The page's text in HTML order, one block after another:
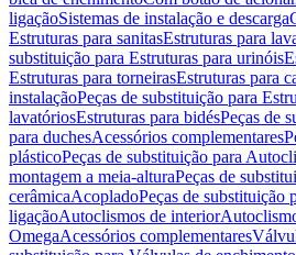
ligaçãoSistemas de instalação e descarga
Estruturas para sanitasEstruturas para
substituição para Estruturas para urinóis
Estruturas para torneirasEstruturas para
instalaçãoPeças de substituição para
lavatóriosEstruturas para bidésPeças de
para duchesAcessórios complementares
plásticoPeças de substituição para
montagem a meia-alturaPeças de
cerâmicaAcopladoPeças de substituição
ligaçãoAutoclismos de interior
OmegaAcessórios complementares